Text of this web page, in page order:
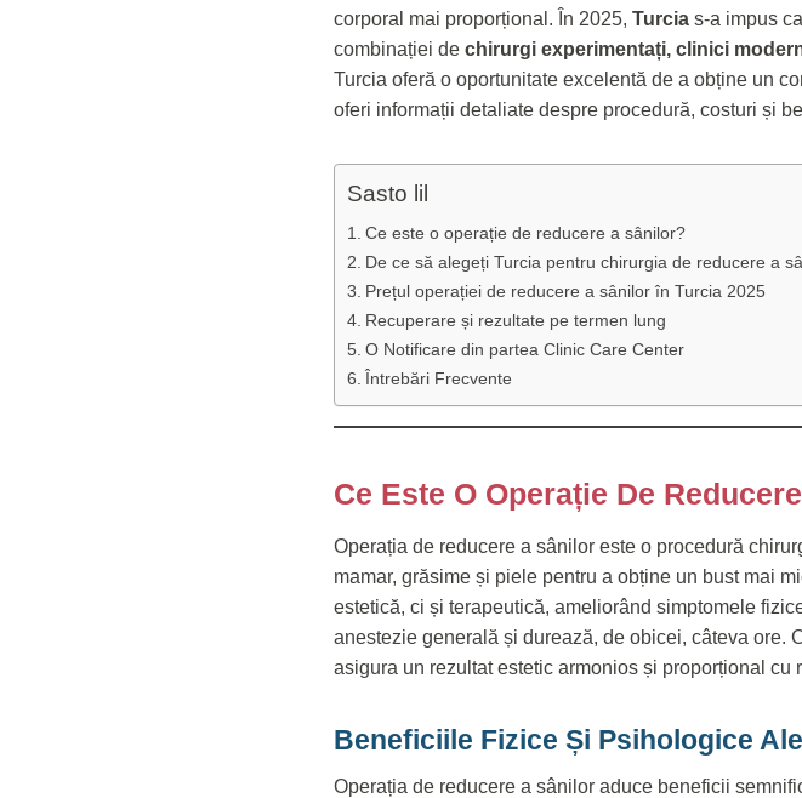
corporal mai proporțional. În 2025, Turcia s-a impus
combinației de chirurgi experimentați, clinici
Turcia oferă o oportunitate excelentă de a obține un
oferi informații detaliate despre procedură, costuri și
Sasto lil
Ce este o operație de reducere a sânilor?
De ce să alegeți Turcia pentru chirurgia de reducere a
Prețul operației de reducere a sânilor în Turcia 2025
Recuperare și rezultate pe termen lung
O Notificare din partea Clinic Care Center
Întrebări Frecvente
Ce Este O Operație De
Operația de reducere a sânilor este o procedură
mamar, grăsime și piele pentru a obține un bust mai
estetică, ci și terapeutică, ameliorând simptomele
anestezie generală și durează, de obicei, câteva ore.
asigura un rezultat estetic armonios și proporțional cu
Beneficiile Fizice Și Psihologice
Operația de reducere a sânilor aduce beneficii